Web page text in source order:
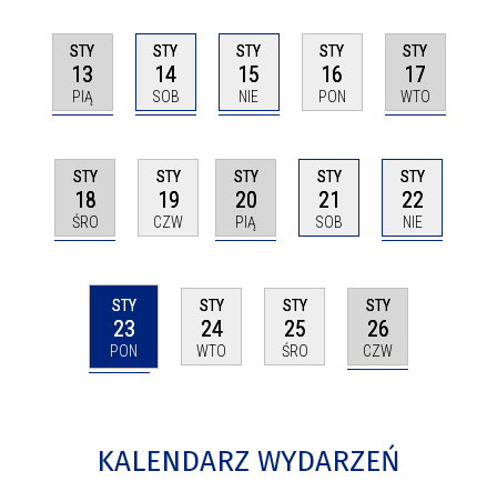
STY
13
PIĄ
STY
14
SOB
STY
15
NIE
STY
16
PON
STY
17
WTO
STY
18
ŚRO
STY
19
CZW
STY
20
PIĄ
STY
21
SOB
STY
22
NIE
STY
23
PON
STY
24
WTO
STY
25
ŚRO
STY
26
CZW
KALENDARZ WYDARZEŃ